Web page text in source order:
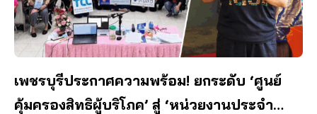
เพชรบุรีประกาศความพร้อม! ยกระดับ ‘ศูนย์
คุ้มครองสิทธิผู้บริโภค’ สู่ ‘หน่วยงานประจำ